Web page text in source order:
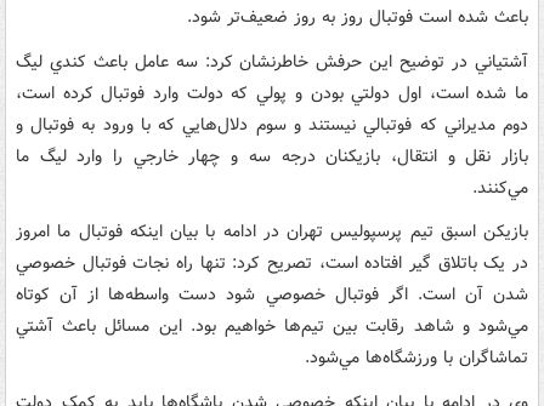
باعث شده است فوتبال روز به روز ضعيف‌تر شود.
آشتياني در توضيح اين حرفش خاطرنشان کرد: سه عامل باعث کندي ليگ
ما شده است، اول دولتي بودن و پولي که دولت وارد فوتبال کرده است،
دوم مديراني که فوتبالي نيستند و سوم دلال‌هايي که با ورود به فوتبال و
بازار نقل و انتقال، بازيکنان درجه سه و چهار خارجي را وارد ليگ ما
مي‌کنند.
بازيکن اسبق تيم پرسپوليس تهران در ادامه با بيان اينکه فوتبال ما امروز
در يک باتلاق گير افتاده است، تصريح کرد: تنها راه نجات فوتبال خصوصي
شدن آن است. اگر فوتبال خصوصي شود دست واسطه‌ها از آن کوتاه
مي‌شود و شاهد رقابت بين تيم‌ها خواهيم بود. اين مسائل باعث آشتي
تماشاگران با ورزشگاه‌ها مي‌شود.